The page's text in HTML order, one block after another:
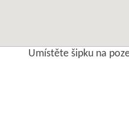
Umístěte šipku na